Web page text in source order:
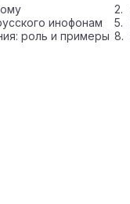
инофонам
роль и примеры